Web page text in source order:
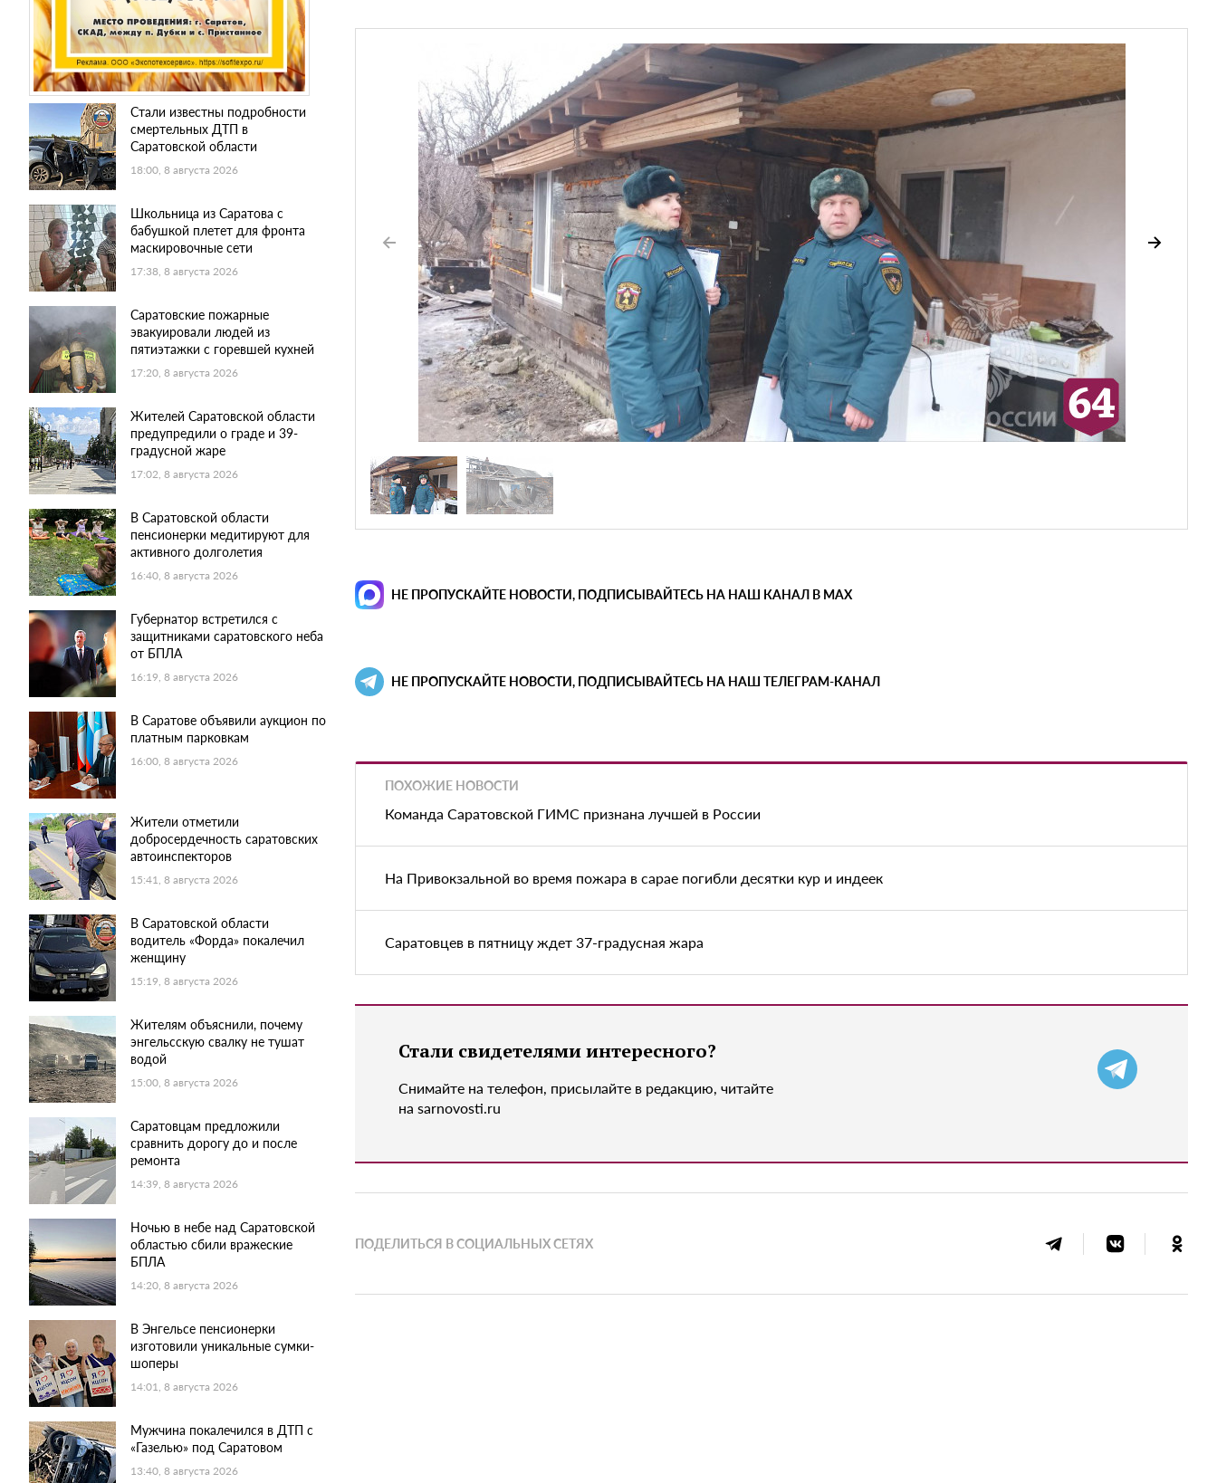
Стали известны подробности
смертельных ДТП в
Саратовской области
18:00, 8 августа 2026
Школьница из Саратова с
бабушкой плетет для фронта
маскировочные сети
17:38, 8 августа 2026
Саратовские пожарные
эвакуировали людей из
пятиэтажки с горевшей кухней
17:20, 8 августа 2026
Жителей Саратовской области
предупредили о граде и 39-
градусной жаре
17:02, 8 августа 2026
В Саратовской области
пенсионерки медитируют для
активного долголетия
16:40, 8 августа 2026
Губернатор встретился с
защитниками саратовского неба
от БПЛА
16:19, 8 августа 2026
В Саратове объявили аукцион по
платным парковкам
16:00, 8 августа 2026
Жители отметили
добросердечность саратовских
автоинспекторов
15:41, 8 августа 2026
В Саратовской области
водитель «Форда» покалечил
женщину
15:19, 8 августа 2026
Жителям объяснили, почему
энгельсскую свалку не тушат
водой
15:00, 8 августа 2026
Саратовцам предложили
сравнить дорогу до и после
ремонта
14:39, 8 августа 2026
Ночью в небе над Саратовской
областью сбили вражеские
БПЛА
14:20, 8 августа 2026
В Энгельсе пенсионерки
изготовили уникальные сумки-
шоперы
14:01, 8 августа 2026
Мужчина покалечился в ДТП с
«Газелью» под Саратовом
13:40, 8 августа 2026
НЕ ПРОПУСКАЙТЕ НОВОСТИ, ПОДПИСЫВАЙТЕСЬ НА НАШ КАНАЛ В MAX
НЕ ПРОПУСКАЙТЕ НОВОСТИ, ПОДПИСЫВАЙТЕСЬ НА НАШ ТЕЛЕГРАМ-КАНАЛ
ПОХОЖИЕ НОВОСТИ
Команда Саратовской ГИМС признана лучшей в России
На Привокзальной во время пожара в сарае погибли десятки кур и индеек
Саратовцев в пятницу ждет 37-градусная жара
Стали свидетелями интересного?
Снимайте на телефон, присылайте в редакцию, читайте
на sarnovosti.ru
ПОДЕЛИТЬСЯ В СОЦИАЛЬНЫХ СЕТЯХ